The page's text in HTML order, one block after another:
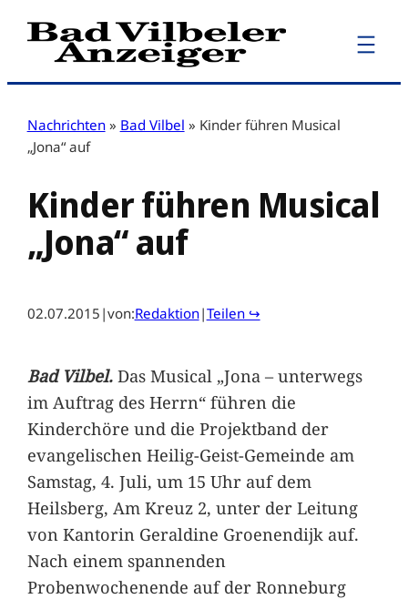
Zum
Inhalt
Nachrichten » Bad Vilbel » Kinder führen Musical
„Jona“ auf
Kinder führen Musical
„Jona“ auf
02.07.2015 |von:Redaktion|Teilen ↪
Bad Vilbel.Das Musical „Jona – unterwegs
im Auftrag des Herrn“ führen die
Kinderchöre und die Projektband der
evangelischen Heilig-Geist-Gemeinde am
Samstag, 4. Juli, um 15 Uhr auf dem
Heilsberg, Am Kreuz 2, unter der Leitung
von Kantorin Geraldine Groenendijk auf.
Nach einem spannenden
Probenwochenende auf der Ronneburg